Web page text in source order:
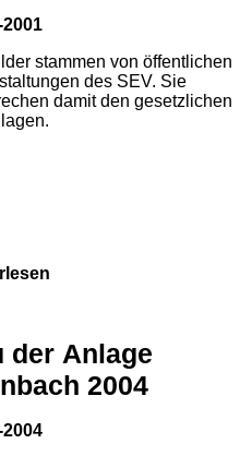
2001
stammen von öffentlichen
des SEV. Sie
damit den gesetzlichen
der Anlage
2004
2004